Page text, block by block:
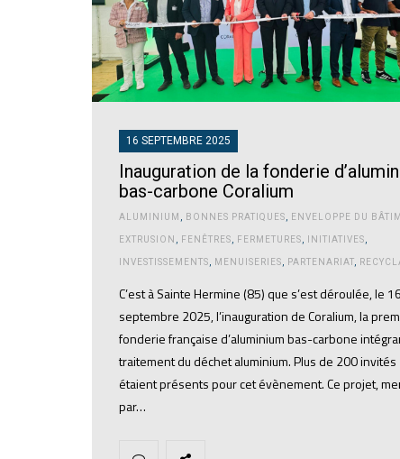
16 SEPTEMBRE 2025
Inauguration de la fonderie
bas-carbone Coralium
ALUMINIUM , BONNES PRATIQUES, ENVELOPPE DU
EXTRUSION , FENÊTRES, FERMETURES, INITIATIVES,
INVESTISSEMENTS, MENUISERIES, PARTENARIAT,
C’est à Sainte Hermine (85) que s’est déroulée, le 16
septembre 2025, l’inauguration de Coralium, la
fonderie française d’aluminium bas-carbone
traitement du déchet aluminium. Plus de 200 invités
étaient présents pour cet évènement. Ce projet,
par…